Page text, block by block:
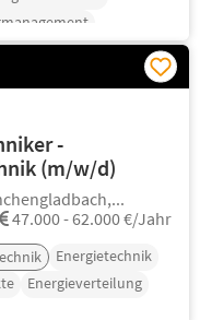
-
(m/w/d)
47.000 - 62.000 €/Jahr
Energietechnik
Energieverteilung